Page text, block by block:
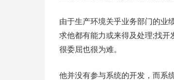
由于生产环境关乎业务部门的业
求他都有能力或来得及处理;找开
很委屈也很为难。
他并没有参与系统的开发，而系